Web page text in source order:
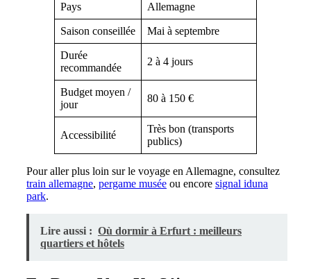
Pays Allemagne
Saison conseillée Mai à septembre
Durée
recommandée
2 à 4 jours
Budget moyen /
jour
80 à 150 €
Accessibilité
Très bon (transports
publics)
Pour aller plus loin sur le voyage en Allemagne, consultez
train allemagne, pergame musée ou encore signal iduna
park.
Lire aussi : Où dormir à Erfurt : meilleurs
quartiers et hôtels